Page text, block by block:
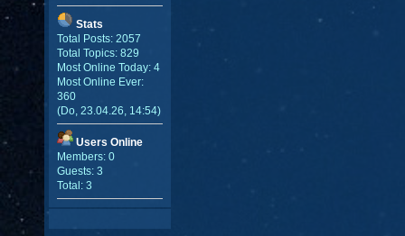
Stats
Total Posts: 2057
Total Topics: 829
Most Online Today: 4
Most Online Ever:
360
(Do, 23.04.26, 14:54)
Users Online
Members: 0
Guests: 3
Total: 3